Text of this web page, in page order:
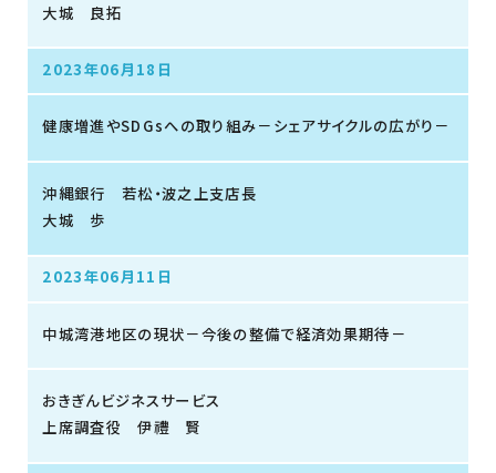
大城 良拓
2023年06月18日
健康増進やSDGsへの取り組み－シェアサイクルの広がり－
沖縄銀行 若松・波之上支店長
大城 歩
2023年06月11日
中城湾港地区の現状－今後の整備で経済効果期待－
おきぎんビジネスサービス
上席調査役 伊禮 賢